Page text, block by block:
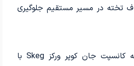
تخته در مسیر مستقیم جلوگیری
بسیاری از اجزای بدنه کانسپت جان کوپر ورکز Skeg با